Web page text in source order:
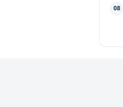
08